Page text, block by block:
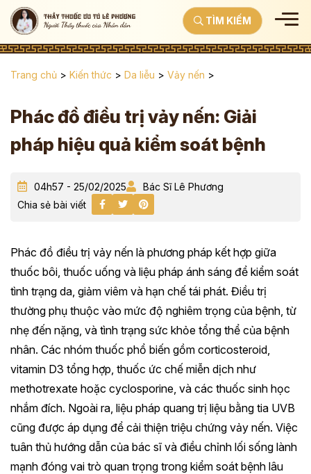
TÌM KIẾM
Trang chủ > Kiến thức > Da liễu > Vảy nến >
Phác đồ điều trị vảy nến: Giải
pháp hiệu quả kiểm soát bệnh
04h57 - 25/02/2025
Bác Sĩ Lê Phương
Chia sẻ bài viết
Phác đồ điều trị vảy nến là phương pháp kết hợp giữa
thuốc bôi, thuốc uống và liệu pháp ánh sáng để kiểm soát
tình trạng da, giảm viêm và hạn chế tái phát. Điều trị
thường phụ thuộc vào mức độ nghiêm trọng của bệnh, từ
nhẹ đến nặng, và tình trạng sức khỏe tổng thể của bệnh
nhân. Các nhóm thuốc phổ biến gồm corticosteroid,
vitamin D3 tổng hợp, thuốc ức chế miễn dịch như
methotrexate hoặc cyclosporine, và các thuốc sinh học
nhắm đích. Ngoài ra, liệu pháp quang trị liệu bằng tia UVB
cũng được áp dụng để cải thiện triệu chứng vảy nến. Việc
tuân thủ hướng dẫn của bác sĩ và điều chỉnh lối sống lành
mạnh đóng vai trò quan trọng trong kiểm soát bệnh lâu